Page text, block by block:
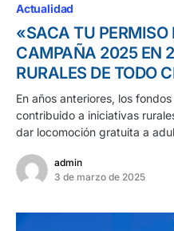
Actualidad
«SACA TU
CAMPAÑA 2025 EN
RURALES DE TODO
En años anteriores, los
contribuido a iniciativas
dar locomoción gratuita a
admin
3 de marzo de 2025